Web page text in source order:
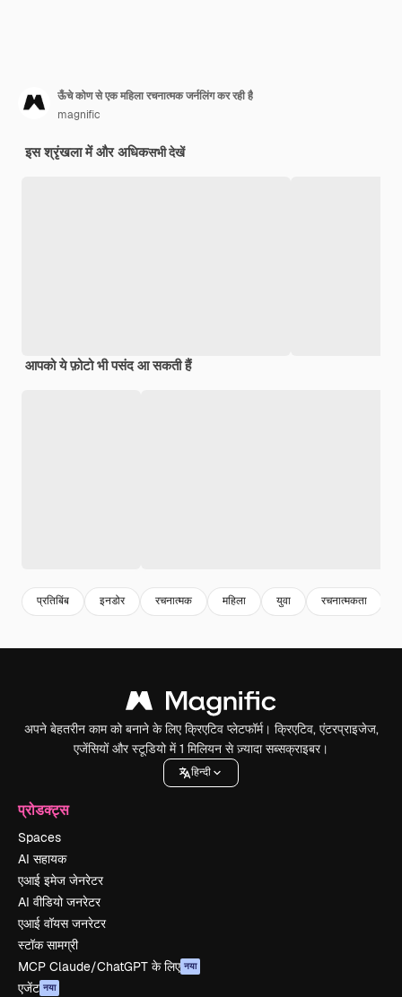
ऊँचे कोण से एक महिला रचनात्मक जर्नलिंग कर रही है
magnific
इस श्रृंखला में और अधिकसभी देखें
आपको ये फ़ोटो भी पसंद आ सकती हैं
प्रतिबिंब इनडोर रचनात्मक महिला युवा रचनात्मकता
अपने बेहतरीन काम को बनाने के लिए क्रिएटिव प्लेटफॉर्म। क्रिएटिव, एंटरप्राइजेज,
एजेंसियों और स्टूडियो में 1 मिलियन से ज़्यादा सब्सक्राइबर।
हिन्दी
प्रोडक्ट्स
Spaces
AI सहायक
एआई इमेज जेनरेटर
AI वीडियो जनरेटर
एआई वॉयस जनरेटर
स्टॉक सामग्री
MCP Claude/ChatGPT के लिए नया
एजेंट नया